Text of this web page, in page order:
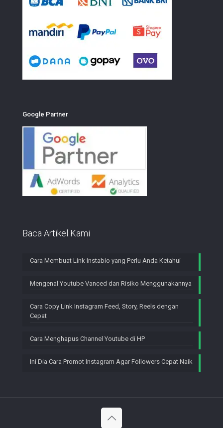
Google Partner
Baca Artikel Kami
Cara Membuat Link Instabio yang Perlu Anda Ketahui
Mengenal Youtube Vanced dan Risiko Menggunakannya
Cara Copy Link Instagram Feed, Story, Reels dengan
Cepat
Cara Menghapus Channel Youtube di HP
Ini Dia Cara Promot Instagram Agar Followers Cepat Naik